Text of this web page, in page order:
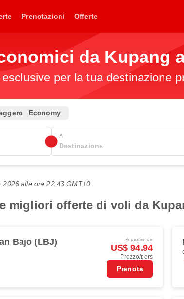
Prenotazioni Offerte
da Kupang
per la tua destinazione
Economy
A
2026 alle ore 22:43 GMT+0
migliori offerte di voli da
Bajo (LBJ) A partire da
US$ 94.94
Prezzo/pers
Prenota